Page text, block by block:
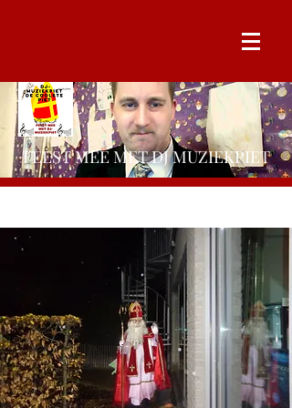
FEEST MEE MET DJ MUZIEKPIET